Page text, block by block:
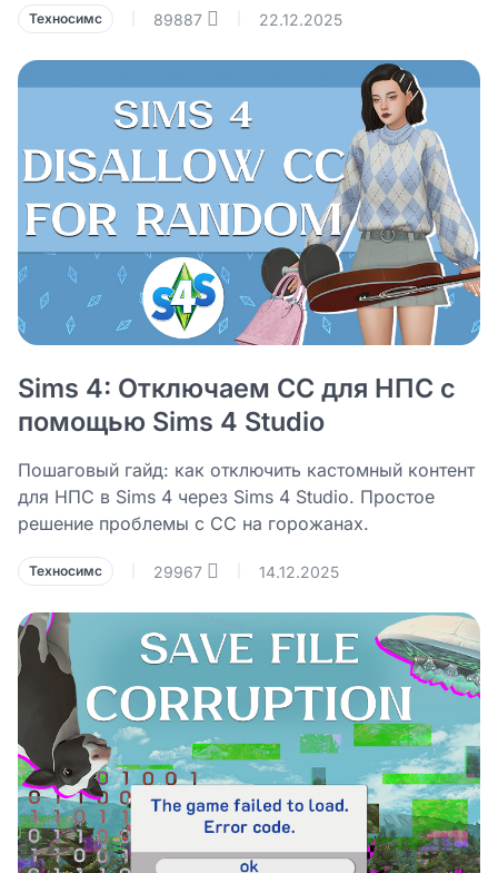
Техносимс 89887 22.12.2025
Sims 4: Отключаем CC для НПС с
помощью Sims 4 Studio
Пошаговый гайд: как отключить кастомный контент
для НПС в Sims 4 через Sims 4 Studio. Простое
решение проблемы с CC на горожанах.
Техносимс 29967 14.12.2025